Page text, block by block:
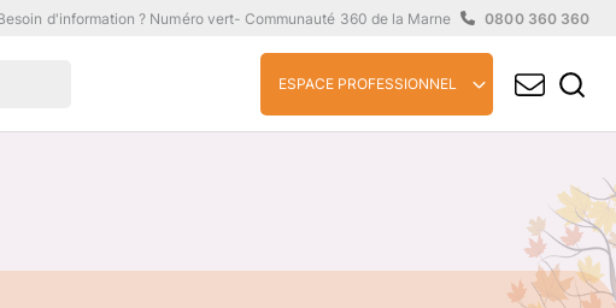
d'information ? Numéro vert- Communauté 360 de la Marne 0800 360 360
ESPACE PROFESSIONNEL